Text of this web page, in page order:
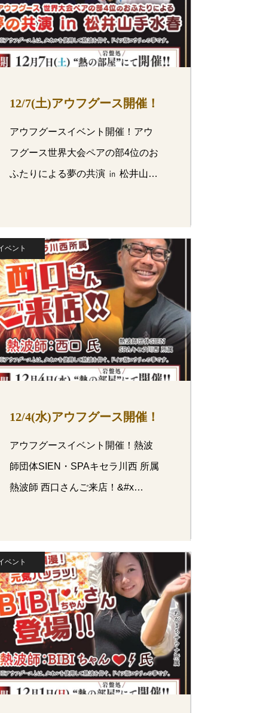
12/7(土)アウフグース開催！
アウフグースイベント開催！アウ
フグース世界大会ペアの部4位のお
ふたりによる夢の共演 ㏌ 松井山手
ベント
12/4(水)アウフグース開催！
アウフグースイベント開催！熱波
師団体SIEN・SPAキセラ川西 所属
熱波師 西口さんご来店！&#x…
ベント